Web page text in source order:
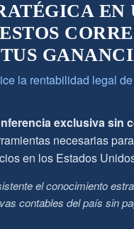
EN
la rentabilidad legal
exclusiva sin
necesarias
en los Estados
el conocimiento
contables del país sin